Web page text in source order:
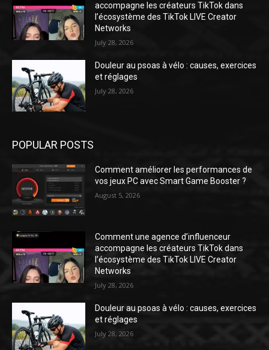
accompagne les créateurs TikTok dans
l’écosystème des TikTok LIVE Creator
Networks
July 28, 2026
Douleur au psoas à vélo : causes, exercices
et réglages
July 28, 2026
POPULAR POSTS
Comment améliorer les performances de
vos jeux PC avec Smart Game Booster ?
August 5, 2026
Comment une agence d’influenceur
accompagne les créateurs TikTok dans
l’écosystème des TikTok LIVE Creator
Networks
July 28, 2026
Douleur au psoas à vélo : causes, exercices
et réglages
July 28, 2026